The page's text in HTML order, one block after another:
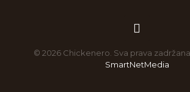
© 2026 Chickenero. Sva prava
SmartNetMedia